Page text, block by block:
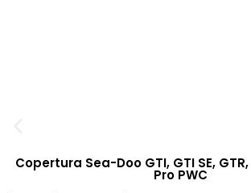
Copertura Sea-Doo GTI, GTI SE,
Pro PWC